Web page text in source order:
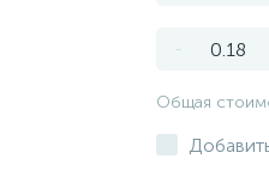
-
Общая